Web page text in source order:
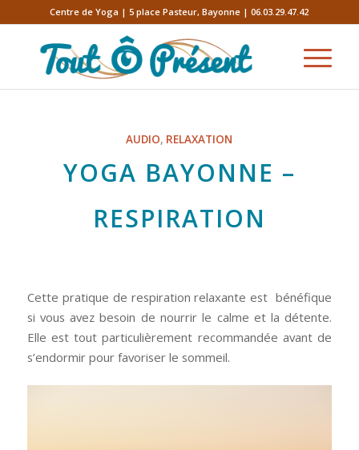
Centre de Yoga | 5 place Pasteur, Bayonne | 06.03.29.47.42
AUDIO, RELAXATION
YOGA BAYONNE –
RESPIRATION
Cette pratique de respiration relaxante est bénéfique
si vous avez besoin de nourrir le calme et la détente.
Elle est tout particulièrement recommandée avant de
s’endormir pour favoriser le sommeil.